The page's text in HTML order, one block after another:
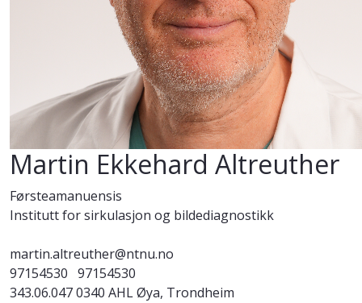
Martin Ekkehard Altreuther
Førsteamanuensis
Institutt for sirkulasjon og bildediagnostikk
martin.altreuther@ntnu.no
97154530 97154530
343.06.047 0340 AHL Øya, Trondheim